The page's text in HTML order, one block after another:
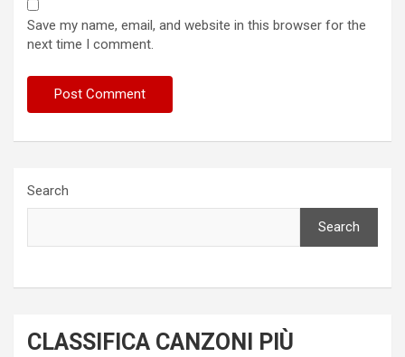
Save my name, email, and website in this browser for the
next time I comment.
Search
Search
CLASSIFICA CANZONI PIÙ